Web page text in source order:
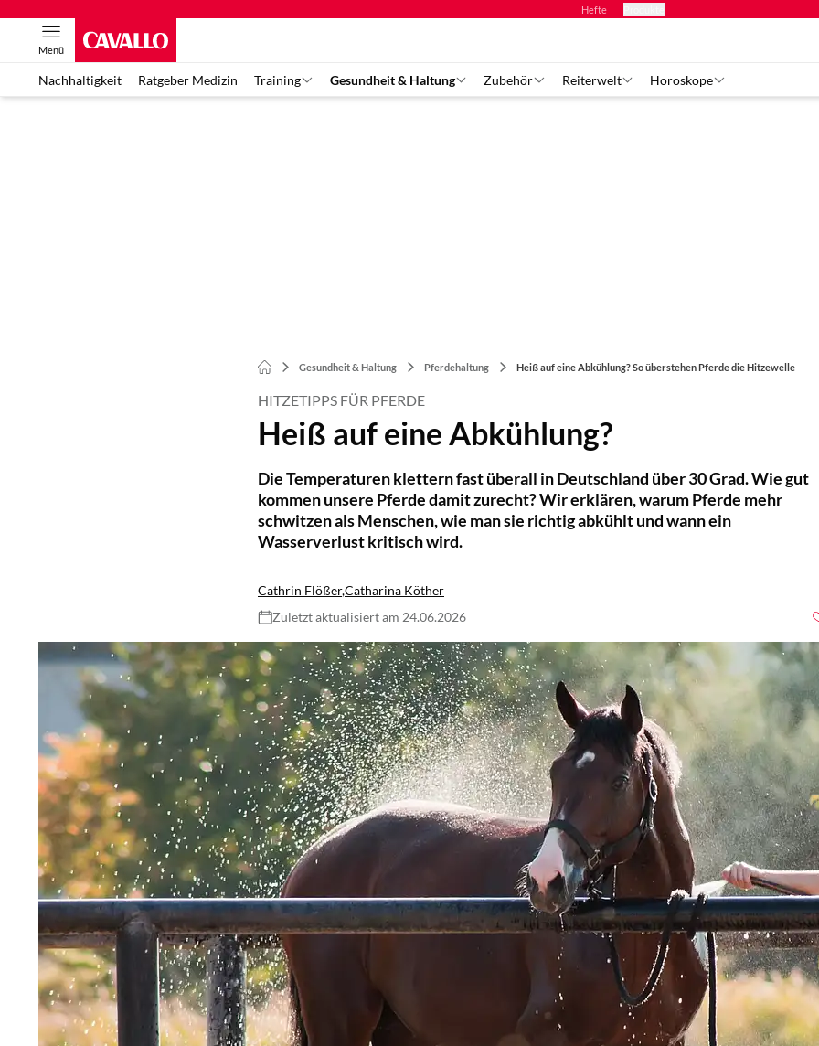
Hefte
Menü
Nachhaltigkeit Ratgeber Medizin Training Gesundheit & Haltung Zubehör Reiterwelt Horoskope
Gesundheit & Haltung Pferdehaltung Heiß auf eine Abkühlung? So überstehen Pferde die Hitzewelle
HITZETIPPS FÜR PFERDE
Heiß auf eine Abkühlung?
Die Temperaturen klettern fast überall in Deutschland über 30 Grad. Wie gut
kommen unsere Pferde damit zurecht? Wir erklären, warum Pferde mehr
schwitzen als Menschen, wie man sie richtig abkühlt und wann ein
Wasserverlust kritisch wird.
Cathrin Flößer,Catharina Köther
Zuletzt aktualisiert am 24.06.2026